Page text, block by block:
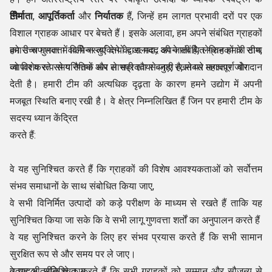
निर्माता, आपूर्तिकर्ताऔरनिर्यातकहैं, जिन्हें हम लागत प्रभावी दरों पर एक
विशाल ग्राहक आधार पर बेचते हैं। इसके अलावा, हम अपने संबंधित ग्राहकों
को उच्च गुणवत्ता वाली वस्तुएं देने के अलावा, अपने संबंधित ग्राहकों के साथ
व्यापार करते समय नैतिक रूप से सही रवैया बनाए रखने पर लगातार जोर
टीम
हमारी सफलता में विभिन्न व्यक्तियों द्वारा मदद की जाती है, लेकिन हमारी टीम,
जो विशेष रूप से परिणामों और लाभप्रदता से जुड़ी है, सबसे महत्वपूर्ण योगदान
देती है। हमारी टीम की अत्यधिक दृढ़ता के कारण हमने उद्योग में अपनी
मजबूत स्थिति बनाए रखी है। वे क्षेत्र निम्नलिखित हैं जिन पर हमारी टीम के
सदस्य ध्यान केंद्रित
करते हैं:
वे यह सुनिश्चित करते हैं कि ग्राहकों की विशेष आवश्यकताओं को सर्वोत्तम
संभव समाधानों के साथ संबोधित किया जाए,
वे सभी विनिर्मित उत्पादों को कड़े परीक्षण के माध्यम से रखते हैं ताकि यह
सुनिश्चित किया जा सके कि वे सभी लागू गुणवत्ता शर्तों का अनुपालन करते हैं
वे यह सुनिश्चित करने के लिए हर संभव प्रयास करते हैं कि सभी सामान
सुरक्षित रूप से और समय पर ले जाए।